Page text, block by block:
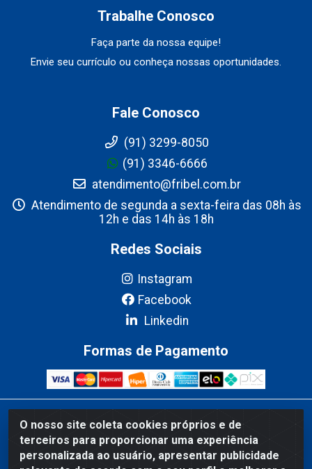
O nosso site coleta cookies próprios e de
terceiros para proporcionar uma experiência
personalizada ao usuário, apresentar publicidade
Trabalhe Conosco
Faça parte da nossa equipe!
Envie seu currículo ou conheça nossas oportunidades.
Fale Conosco
(91) 3299-8050
(91) 3346-6666
atendimento@fribel.com.br
Atendimento de segunda a sexta-feira das 08h às
12h e das 14h às 18h
Redes Sociais
Instagram
Facebook
Linkedin
Formas de Pagamento
Fribel Comercio de Alimentos LTDA - Travessa Pedro Marques de
Mesquita, 707 - Bairro Centro, Marituba/PA - CEP 67200-000 -
CNPJ 06.035.543/0001-20